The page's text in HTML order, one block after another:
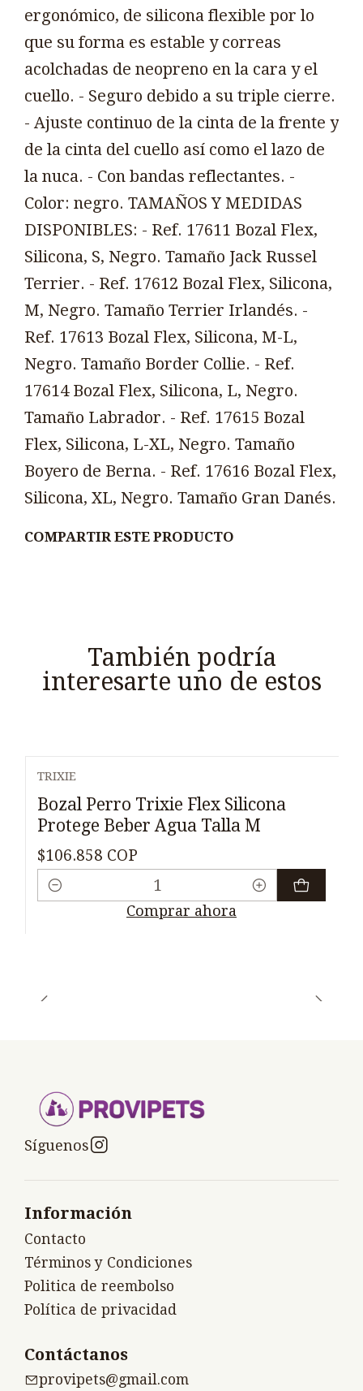
ergonómico, de silicona flexible por lo
que su forma es estable y correas
acolchadas de neopreno en la cara y el
cuello. - Seguro debido a su triple cierre.
- Ajuste continuo de la cinta de la frente y
de la cinta del cuello así como el lazo de
la nuca. - Con bandas reflectantes. -
Color: negro. TAMAÑOS Y MEDIDAS
DISPONIBLES: - Ref. 17611 Bozal Flex,
Silicona, S, Negro. Tamaño Jack Russel
Terrier. - Ref. 17612 Bozal Flex, Silicona,
M, Negro. Tamaño Terrier Irlandés. -
Ref. 17613 Bozal Flex, Silicona, M-L,
Negro. Tamaño Border Collie. - Ref.
17614 Bozal Flex, Silicona, L, Negro.
Tamaño Labrador. - Ref. 17615 Bozal
Flex, Silicona, L-XL, Negro. Tamaño
Boyero de Berna. - Ref. 17616 Bozal Flex,
Silicona, XL, Negro. Tamaño Gran Danés.
COMPARTIR ESTE PRODUCTO
También podría
interesarte uno de estos
TRIXIE
Bozal Perro Trixie Flex Silicona
Protege Beber Agua Talla M
$106.858 COP
Cantidad
Comprar ahora
Síguenos
Información
Contacto
Términos y Condiciones
Politica de reembolso
Política de privacidad
Contáctanos
provipets@gmail.com